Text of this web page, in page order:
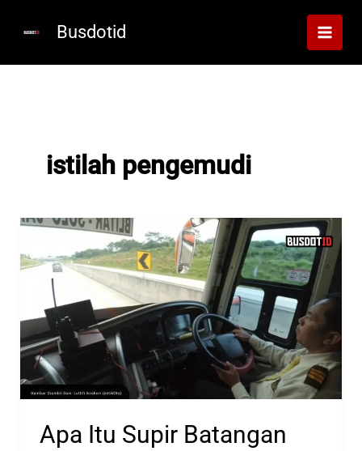
Busdotid
istilah pengemudi
Apa Itu Supir Batangan